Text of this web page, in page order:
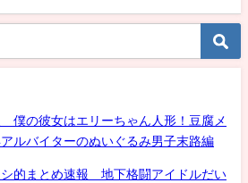
僕の彼女はエリーちゃん人形！豆腐メ
ルバイターのぬいぐるみ男子末路編
的まとめ速報 地下格闘アイドルだい